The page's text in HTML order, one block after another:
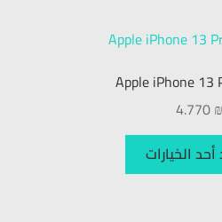
Apple iPhone 13
4.770₪
الخيارات